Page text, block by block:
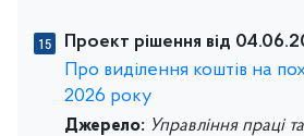
Проект рішення від
Про виділення коштів на
2026 року
Джерело: Управління праці